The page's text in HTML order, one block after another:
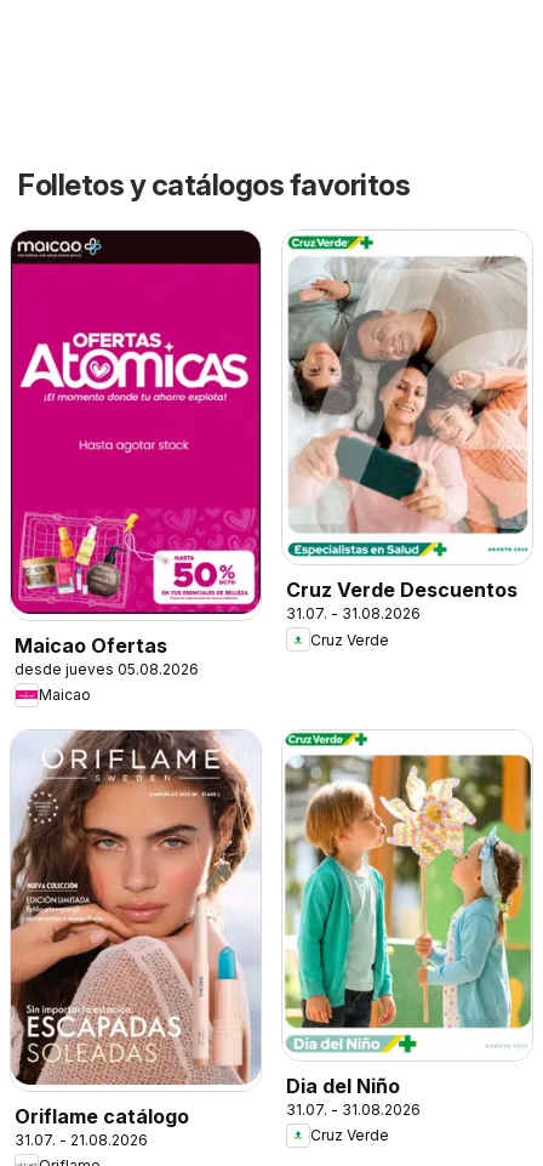
Folletos y catálogos favoritos
Maicao Ofertas
desde jueves 05.08.2026
Maicao
Cruz Verde Descuentos
31.07. - 31.08.2026
Cruz Verde
Oriflame catálogo
31.07. - 21.08.2026
Dia del Niño
31.07. - 31.08.2026
Cruz Verde